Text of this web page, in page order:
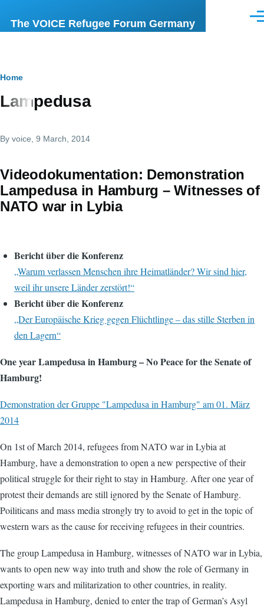
The VOICE Refugee Forum Germany
Breadcrumb
Home
Lampedusa
By voice , 9 March, 2014
Videodokumentation: Demonstration
Lampedusa in Hamburg – Witnesses of
NATO war in Lybia
Bericht über die Konferenz
„Warum verlassen Menschen ihre Heimatländer? Wir sind hier,
weil ihr unsere Länder zerstört!“
Bericht über die Konferenz
„Der Europäische Krieg gegen Flüchtlinge – das stille Sterben in
den Lagern“
One year Lampedusa in Hamburg – No Peace for the Senate of
Hamburg!
Demonstration der Gruppe "Lampedusa in Hamburg" am 01. März
2014
On 1st of March 2014, refugees from NATO war in Lybia at
Hamburg, have a demonstration to open a new perspective of their
political struggle for their right to stay in Hamburg. After one year of
protest their demands are still ignored by the Senate of Hamburg.
Poiliticans and mass media strongly try to avoid to get in the topic of
western wars as the cause for receiving refugees in their countries.
The group Lampedusa in Hamburg, witnesses of NATO war in Lybia,
wants to open new way into truth and show the role of Germany in
exporting wars and militarization to other countries, in reality.
Lampedusa in Hamburg, denied to enter the trap of German’s Asyl